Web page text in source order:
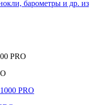
барометры и др. из
PRO